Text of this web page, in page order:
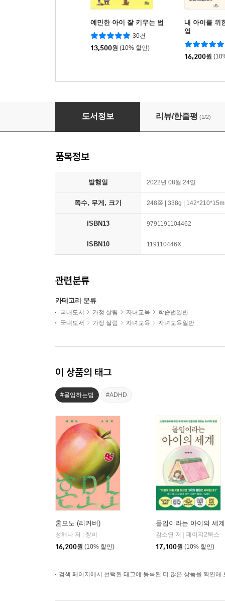
예민한 아이 잘 키우는 법
30건
13,500원 (10% 할인)
내 아이를 위
업
16,200원
산만한 아이 집중력 키우는 법
도서정보 리뷰/한줄평 (1/2)
품목정보
발행일 2022년 08월 24일
쪽수, 무게, 크기 248쪽 | 338g |
ISBN13 9791191104462
ISBN10 119110446X
관련분류
카테고리 분류
국내도서 가정 살림 자녀교육
학습법일반
국내도서
가정 살림 자녀교육 자녀교육일반
이 상품의 태그
#몰입하는법 #ADHD
혼모노 (리커버)
성해나 저
창비
16,200원 (10% 할인)
몰입이라는 아이의 세계
김소연 저
페이지2북스
17,100원 (10% 할인)
검색 페이지에서 선택된 태그에 등록된 더 많은 상품을 확인해